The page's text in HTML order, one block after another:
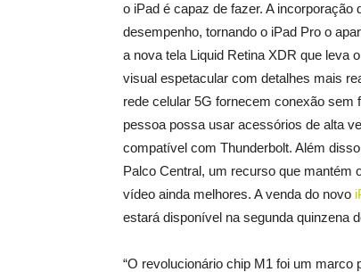
o iPad é capaz de fazer. A
desempenho, tornando o iPad Pro o
a nova tela Liquid Retina XDR que leva
visual espetacular com detalhes mais
rede celular 5G fornecem conexão sem
pessoa possa usar acessórios de alta
compatível com Thunderbolt. Além
Palco Central, um recurso que mantém
vídeo ainda melhores. A venda do novo
estará disponível na segunda quinzena
“O revolucionário chip M1 foi um